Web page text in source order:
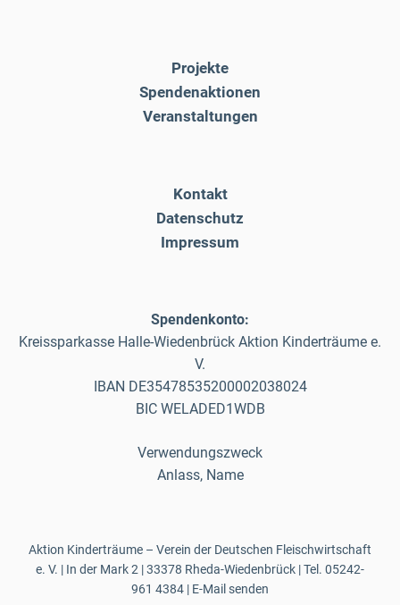
Projekte
Spendenaktionen
Veranstaltungen
Kontakt
Datenschutz
Impressum
Spendenkonto:
Kreissparkasse Halle-Wiedenbrück Aktion Kinderträume e.
V.
IBAN DE35478535200002038024
BIC WELADED1WDB
Verwendungszweck
Anlass, Name
Aktion Kinderträume – Verein der Deutschen Fleischwirtschaft
e. V. | In der Mark 2 | 33378 Rheda-Wiedenbrück | Tel. 05242-
961 4384 | E-Mail senden